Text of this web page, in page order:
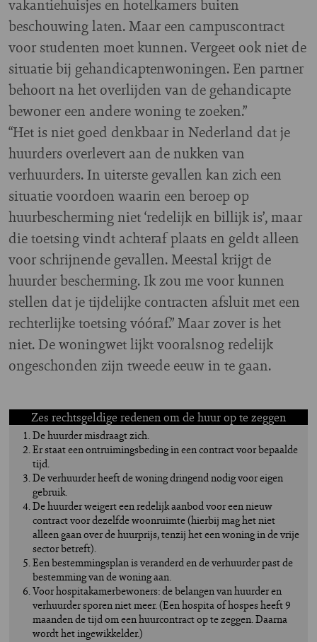
vakantiehuisjes en hotelkamers buiten
beschouwing laten. Maar een campuscontract
voor studenten moet kunnen. Vergeet ook niet de
situatie bij gehandicaptenwoningen. Een partner
behoort na het overlijden van de gehandicapte
bewoner een andere woning te zoeken.”
“Het is niet goed denkbaar in Nederland dat je
huurders overlevert aan de nukken van
verhuurders. In uiterste gevallen kan zich een
situatie voordoen waarin een beroep op
huurbescherming niet ‘redelijk en billijk is’, maar
die toetsing vindt achteraf plaats en geldt alleen
voor schrijnende gevallen. Meestal krijgt de
huurder bescherming. Ik zou me voor kunnen
stellen dat je tijdelijke contracten afsluit met een
rechterlijke toetsing vóóraf.” Maar zover is het
niet. De woningwet lijkt vooralsnog redelijk
ongeschonden zijn tweede eeuw in te gaan.
Zes rechtsgeldige redenen om de huur op te zeggen
De huurder misdraagt zich.
Er staat een ontruimingsbeding in een contract voor bepaalde
tijd.
De verhuurder heeft de woning dringend nodig voor eigen
gebruik.
De huurder weigert een redelijk aanbod voor een nieuw
contract voor dezelfde woonruimte (hierbij mag het niet
alleen gaan over de huurprijs, tenzij het een woning in de vrije
sector betreft).
Een bestemmingsplan is veranderd en de verhuurder past de
bestemming van de woning aan.
Voor hospitakamerbewoners: de belangen van huurder en
verhuurder sporen niet meer. (Een hospita of hospes heeft 9
maanden de tijd om een huurcontract op te zeggen. Daarna
wordt het ingewikkelder.)